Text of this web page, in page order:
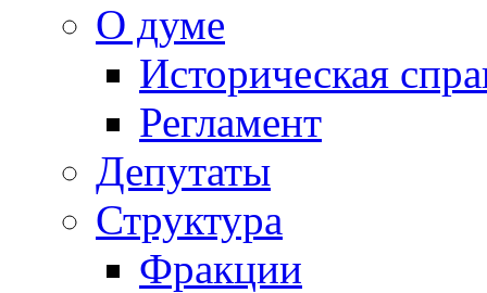
О думе
Историческая
Регламент
Депутаты
Структура
Фракции